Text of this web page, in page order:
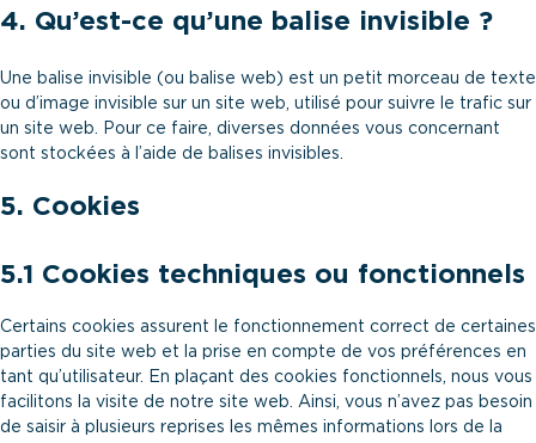
4. Qu’est-ce qu’une balise invisible ?
Une balise invisible (ou balise web) est un petit morceau de texte
ou d’image invisible sur un site web, utilisé pour suivre le trafic sur
un site web. Pour ce faire, diverses données vous concernant
sont stockées à l’aide de balises invisibles.
5. Cookies
5.1 Cookies techniques ou fonctionnels
Certains cookies assurent le fonctionnement correct de certaines
parties du site web et la prise en compte de vos préférences en
tant qu’utilisateur. En plaçant des cookies fonctionnels, nous vous
facilitons la visite de notre site web. Ainsi, vous n’avez pas besoin
de saisir à plusieurs reprises les mêmes informations lors de la